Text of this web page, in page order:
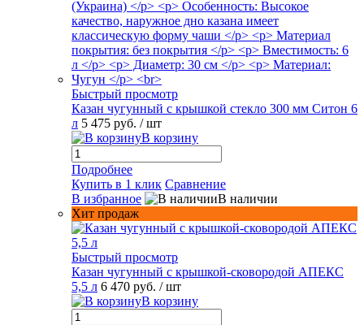
Быстрый просмотр
Казан чугунный с крышкой стекло 300 мм Ситон 6
л 5 475 руб. / шт
В корзину
Подробнее
Купить в 1 клик Сравнение
В избранное
В наличии
Хит продаж
Быстрый просмотр
Казан чугунный с крышкой-сковородой АПЕКС
5,5 л 6 470 руб. / шт
В корзину